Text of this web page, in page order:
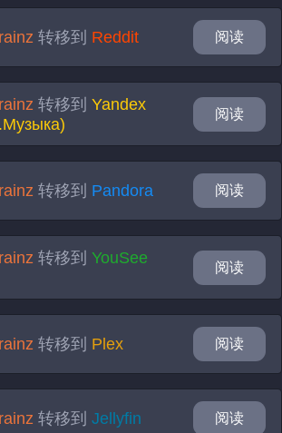
转移到 Reddit 阅读
转移到 Yandex
阅读
转移到 Pandora 阅读
转移到 YouSee
阅读
转移到 Plex 阅读
转移到 Jellyfin 阅读